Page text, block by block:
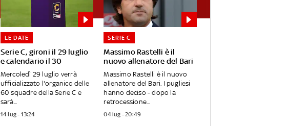
Serie C, gironi il 29 luglio
e calendario il 30
LE DATE
Mercoledì 29 luglio verrà
ufficializzato l'organico delle
60 squadre della Serie C e
sarà...
14 lug - 13:24
Massimo Rastelli è il
nuovo allenatore del Bari
SERIE C
Massimo Rastelli è il nuovo
allenatore del Bari. I pugliesi
hanno deciso - dopo la
retrocessione...
04 lug - 20:49